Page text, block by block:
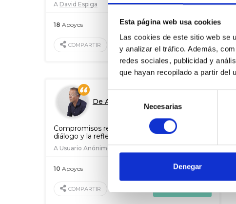
Esta página web usa cookies
Las cookies de este sitio web se
y analizar el tráfico. Además,
redes sociales, publicidad y
que hayan recopilado a partir del
de
consentimiento
Necesarias
Denegar
A David Espiga
24 May. 2016
18 Apoyos
COMPARTIR VALORAR
De Ander Gil
Compromisos realistas a cumplir mediante el
diálogo y la reflexión
A Usuario Anónimo
13 Dic. 2015
10 Apoyos
COMPARTIR